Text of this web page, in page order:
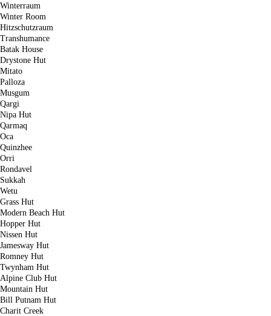
Winterraum
Winter Room
Hitzschutzraum
Transhumance
Batak House
Drystone Hut
Mitato
Palloza
Musgum
Qargi
Nipa Hut
Qarmaq
Oca
Quinzhee
Orri
Rondavel
Sukkah
Wetu
Grass Hut
Modern Beach Hut
Hopper Hut
Nissen Hut
Jamesway Hut
Romney Hut
Twynham Hut
Alpine Club Hut
Mountain Hut
Bill Putnam Hut
Charit Creek